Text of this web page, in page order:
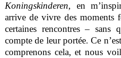
Koningskinderen, en
arrive de vivre des moments
certaines rencontres – sans
compte de leur portée. Ce
comprenons cela, et nous